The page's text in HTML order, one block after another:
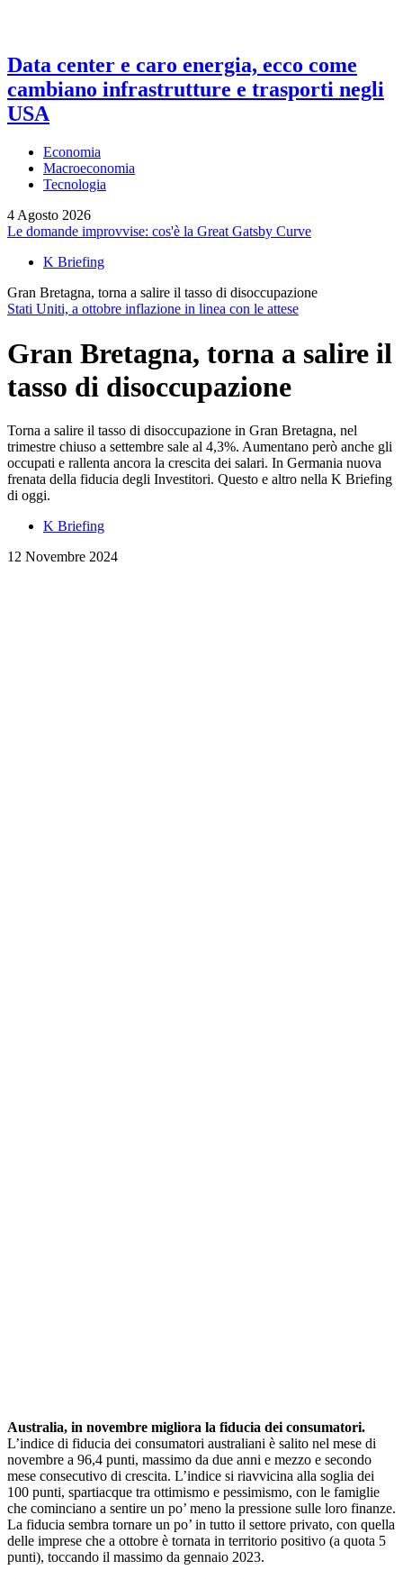
Data center e caro energia, ecco come
cambiano infrastrutture e trasporti negli
USA
Economia
Macroeconomia
Tecnologia
4 Agosto 2026
Le domande improvvise: cos'è la Great Gatsby Curve
K Briefing
Gran Bretagna, torna a salire il tasso di disoccupazione
Stati Uniti, a ottobre inflazione in linea con le attese
Gran Bretagna, torna a salire il
tasso di disoccupazione
Torna a salire il tasso di disoccupazione in Gran Bretagna, nel
trimestre chiuso a settembre sale al 4,3%. Aumentano però anche gli
occupati e rallenta ancora la crescita dei salari. In Germania nuova
frenata della fiducia degli Investitori. Questo e altro nella K Briefing
di oggi.
K Briefing
12 Novembre 2024
Australia, in novembre migliora la fiducia dei consumatori.
L’indice di fiducia dei consumatori australiani è salito nel mese di
novembre a 96,4 punti, massimo da due anni e mezzo e secondo
mese consecutivo di crescita. L’indice si riavvicina alla soglia dei
100 punti, spartiacque tra ottimismo e pessimismo, con le famiglie
che cominciano a sentire un po’ meno la pressione sulle loro finanze.
La fiducia sembra tornare un po’ in tutto il settore privato, con quella
delle imprese che a ottobre è tornata in territorio positivo (a quota 5
punti), toccando il massimo da gennaio 2023.